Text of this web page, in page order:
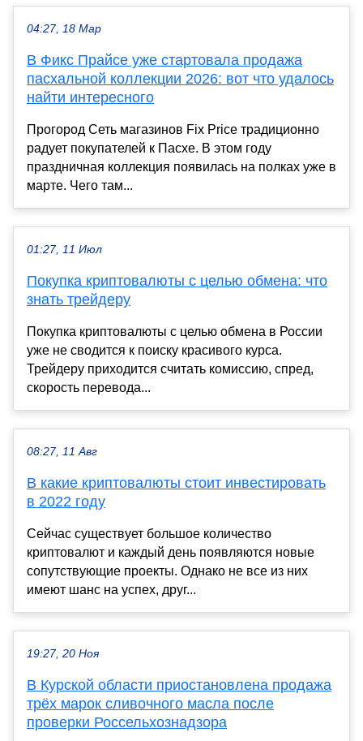
04:27, 18 Мар
В Фикс Прайсе уже стартовала продажа
пасхальной коллекции 2026: вот что удалось
найти интересного
Прогород Сеть магазинов Fix Price традиционно
радует покупателей к Пасхе. В этом году
праздничная коллекция появилась на полках уже в
марте. Чего там...
01:27, 11 Июл
Покупка криптовалюты с целью обмена: что
знать трейдеру
Покупка криптовалюты с целью обмена в России
уже не сводится к поиску красивого курса.
Трейдеру приходится считать комиссию, спред,
скорость перевода...
08:27, 11 Авг
В какие криптовалюты стоит инвестировать
в 2022 году
Сейчас существует большое количество
криптовалют и каждый день появляются новые
сопутствующие проекты. Однако не все из них
имеют шанс на успех, друг...
19:27, 20 Ноя
В Курской области приостановлена продажа
трёх марок сливочного масла после
проверки Россельхознадзора